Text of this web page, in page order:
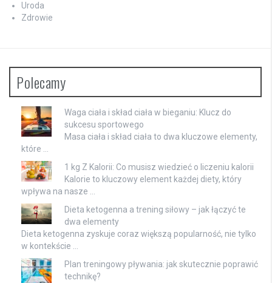
Uroda
Zdrowie
Polecamy
Waga ciała i skład ciała w bieganiu: Klucz do
sukcesu sportowego
Masa ciała i skład ciała to dwa kluczowe elementy,
które …
1 kg Z Kalorii: Co musisz wiedzieć o liczeniu kalorii
Kalorie to kluczowy element każdej diety, który
wpływa na nasze …
Dieta ketogenna a trening siłowy – jak łączyć te
dwa elementy
Dieta ketogenna zyskuje coraz większą popularność, nie tylko
w kontekście …
Plan treningowy pływania: jak skutecznie poprawić
technikę?